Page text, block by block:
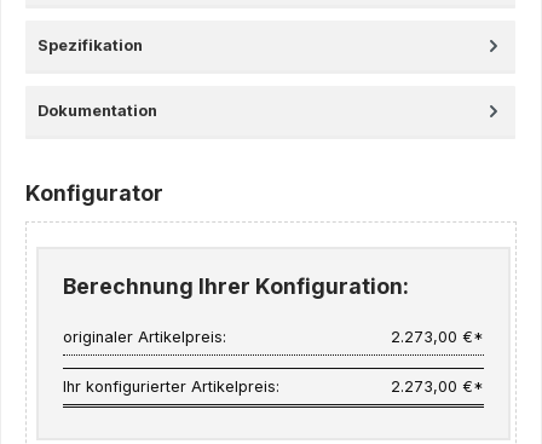
Spezifikation
Dokumentation
Konfigurator
Berechnung Ihrer Konfiguration:
originaler Artikelpreis: 2.273,00 €*
Ihr konfigurierter Artikelpreis: 2.273,00 €*